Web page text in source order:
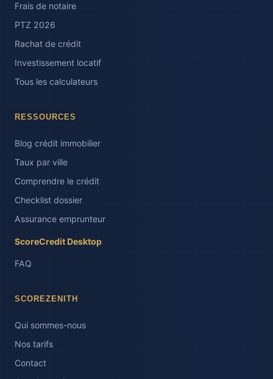
Frais de notaire
PTZ 2026
Rachat de crédit
Investissement locatif
Tous les calculateurs
RESSOURCES
Blog crédit immobilier
Taux par ville
Comprendre le crédit
Checklist dossier
Assurance emprunteur
ScoreCredit Desktop
FAQ
SCOREZENITH
Qui sommes-nous
Nos tarifs
Contact